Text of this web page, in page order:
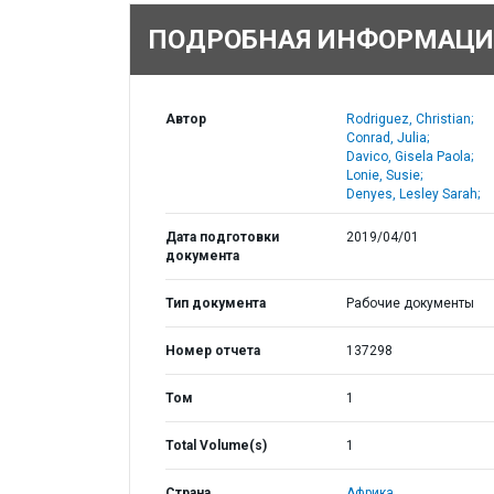
ПОДРОБНАЯ
Автор
Rodriguez, Christian;
Conrad, Julia;
Davico, Gisela Paola;
Lonie, Susie;
Denyes, Lesley Sarah;
Дата подготовки
документа
2019/04/01
Тип документа Рабочие документы
Номер отчета 137298
Том 1
Total Volume(s) 1